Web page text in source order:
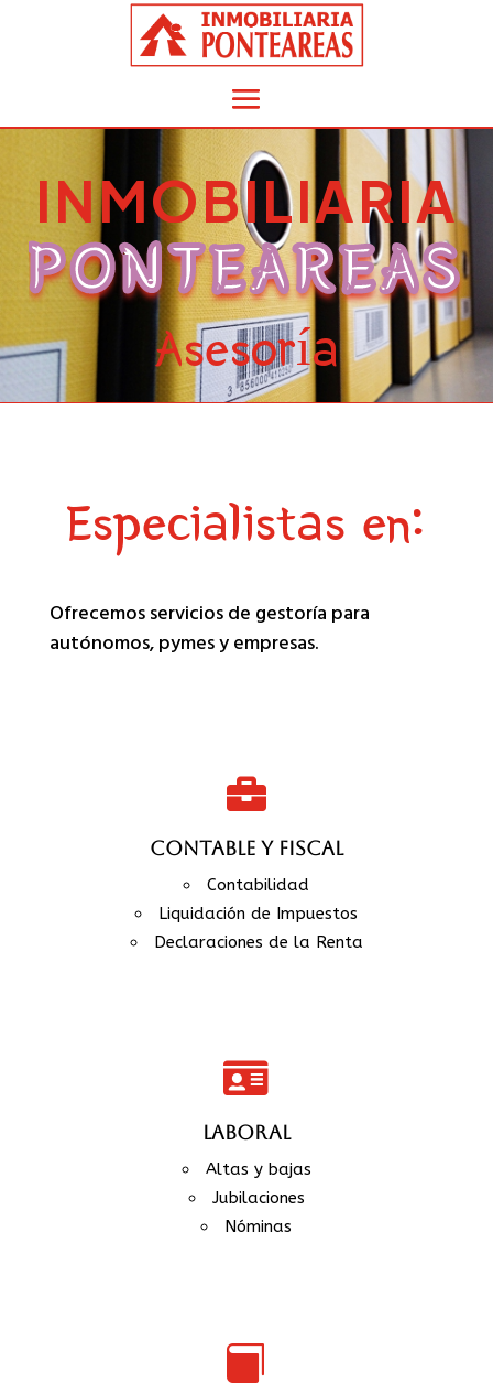
INMOBILIARIA
PONTEAREAS
Asesoría
Especialistas en:
Ofrecemos servicios de gestoría para
autónomos, pymes y empresas.

CONTABLE Y FISCAL
Contabilidad
Liquidación de Impuestos
Declaraciones de la Renta

LABORAL
Altas y bajas
Jubilaciones
Nóminas
